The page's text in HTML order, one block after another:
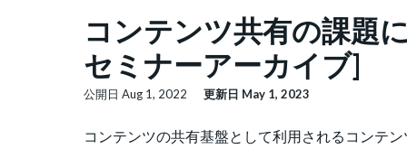
コンテンツ共有の課題
セミナーアーカイブ]
公開日 Aug 1, 2022 更新日 May 1, 2023
コンテンツの共有基盤として利用されるコンテ